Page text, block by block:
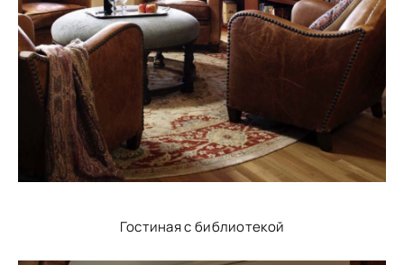
Гостиная с библиотекой